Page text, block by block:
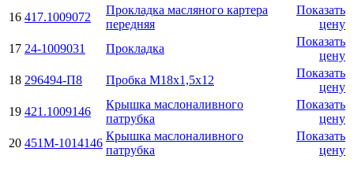
16 417.1009072
Прокладка масляного картера
передняя
Показать
цену
17 24-1009031 Прокладка
Показать
цену
18 296494-П8 Пробка М18х1,5х12
Показать
цену
19 421.1009146
Крышка маслоналивного
патрубка
Показать
цену
20 451М-1014146
Крышка маслоналивного
патрубка
Показать
цену